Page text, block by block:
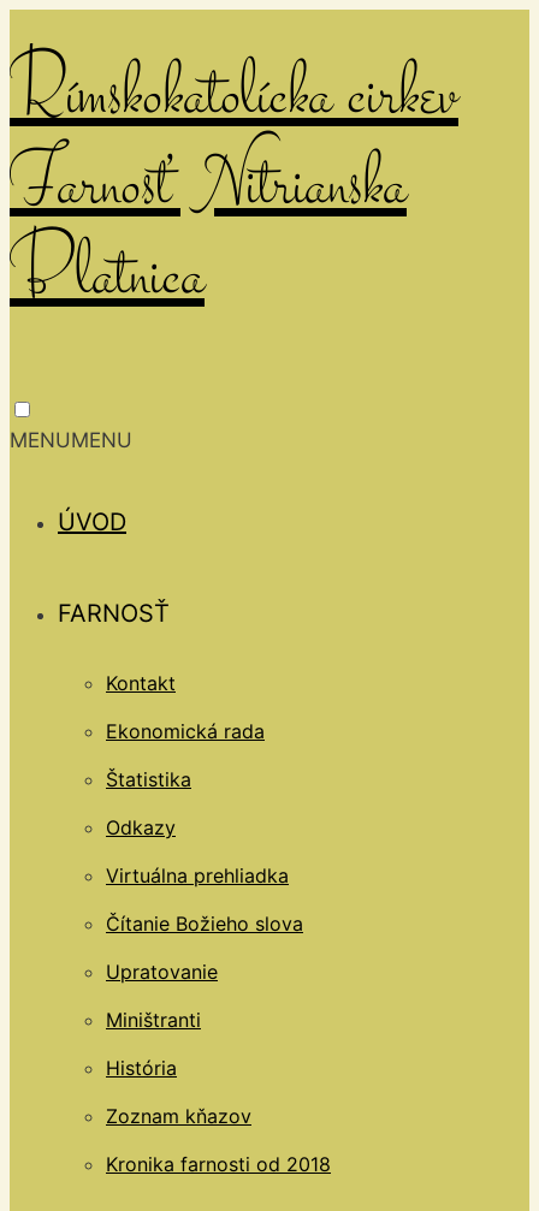
Rímskokatolícka cirkev
Farnosť Nitrianska
Blatnica
MENUMENU
ÚVOD
FARNOSŤ
Kontakt
Ekonomická rada
Štatistika
Odkazy
Virtuálna prehliadka
Čítanie Božieho slova
Upratovanie
Miništranti
História
Zoznam kňazov
Kronika farnosti od 2018